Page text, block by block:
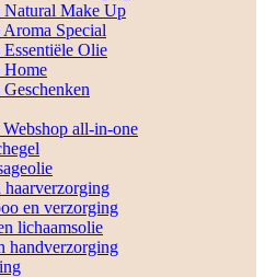
Natural Make Up
Special
Olie
Home
all-in-one
haarverzorging
en verzorging
lichaamsolie
handverzorging